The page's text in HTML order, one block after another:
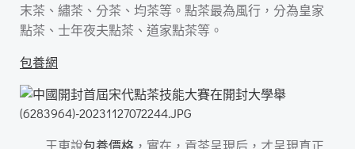
末茶、繡茶、分茶、均茶等。點茶最為風行，分為皇家
點茶、士年夜夫點茶、道家點茶等。
包養網
王東說包養價格 ，實在，貢茶呈現后，才呈現真正